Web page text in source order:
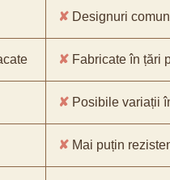
✘ Designuri
✘ Fabricate în țări
✘ Posibile variații
✘ Mai puțin